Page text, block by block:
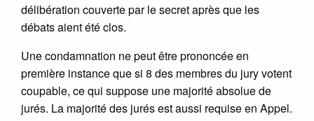
délibération couverte par le secret après que les
débats aient été clos.
Une condamnation ne peut être prononcée en
première instance que si 8 des membres du jury votent
coupable, ce qui suppose une majorité absolue de
jurés. La majorité des jurés est aussi requise en Appel.